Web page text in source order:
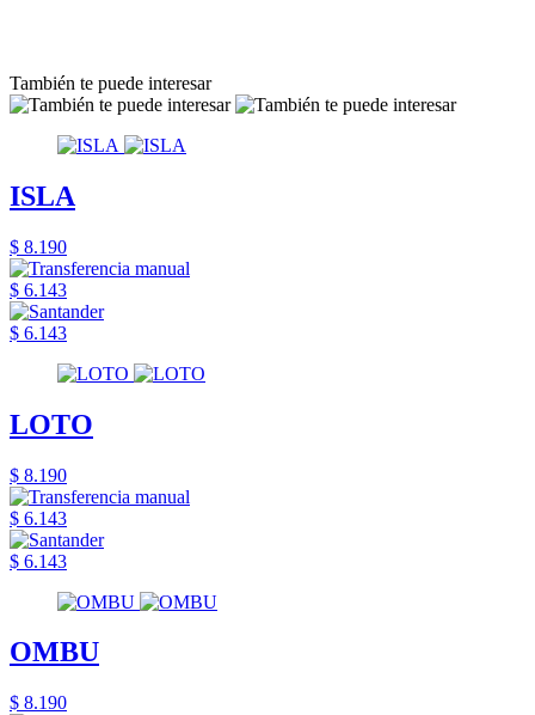
También te puede interesar
ISLA
$ 8.190
$ 6.143
$ 6.143
LOTO
$ 8.190
$ 6.143
$ 6.143
OMBU
$ 8.190